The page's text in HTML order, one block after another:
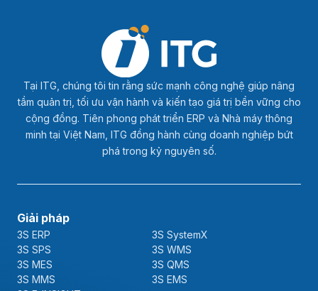
Tại ITG, chúng tôi tin rằng sức mạnh công nghệ giúp nâng
tầm quản trị, tối ưu vận hành và kiến tạo giá trị bền vững cho
cộng đồng. Tiên phong phát triển ERP và Nhà máy thông
minh tại Việt Nam, ITG đồng hành cùng doanh nghiệp bứt
phá trong kỷ nguyên số.
Giải pháp
3S ERP
3S SystemX
3S SPS
3S WMS
3S MES
3S QMS
3S MMS
3S EMS